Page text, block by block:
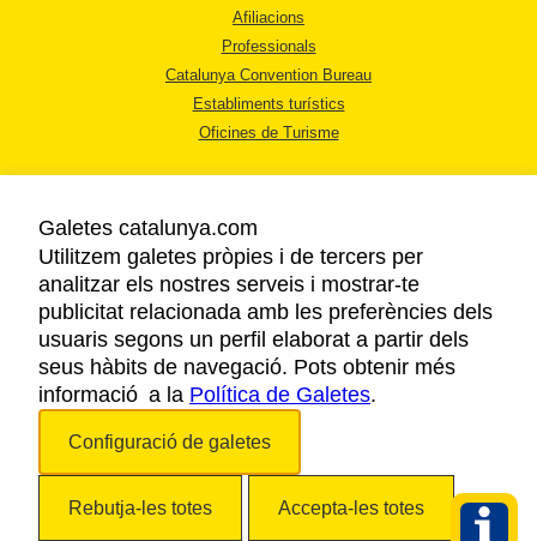
Afiliacions
Professionals
Catalunya Convention Bureau
Establiments turístics
Oficines de Turisme
AVÍS LEGAL
POLÍTICA DE PRIVACITAT
COOKIES
ACCESSIBILITAT
Galetes catalunya.com
Utilitzem galetes pròpies i de tercers per
analitzar els nostres serveis i mostrar-te
publicitat relacionada amb les preferències dels
usuaris segons un perfil elaborat a partir dels
seus hàbits de navegació. Pots obtenir més
informació a la Política de Galetes.
Configuració de galetes
Rebutja-les totes Accepta-les totes